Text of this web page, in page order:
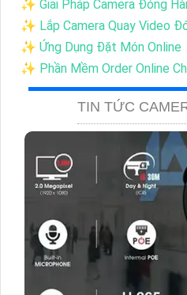
✨ Giải Pháp Camera Đóng
✨ Lắp Camera Quay Video
✨ Ứng Dụng Đặt Món Online
✨ Phần Mềm Order Online
TIN TỨC